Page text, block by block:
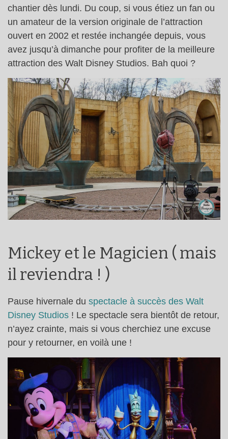
chantier dès lundi. Du coup, si vous étiez un fan ou
un amateur de la version originale de l’attraction
ouvert en 2002 et restée inchangée depuis, vous
avez jusqu’à dimanche pour profiter de la meilleure
attraction des Walt Disney Studios. Bah quoi ?
Mickey et le Magicien ( mais
il reviendra ! )
Pause hivernale du spectacle à succès des Walt
Disney Studios ! Le spectacle sera bientôt de retour,
n’ayez crainte, mais si vous cherchiez une excuse
pour y retourner, en voilà une !